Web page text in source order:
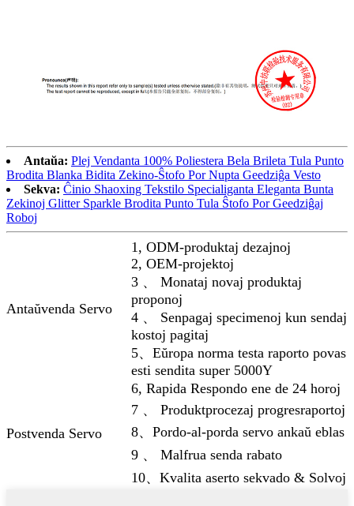
Antaŭa: Plej Vendanta 100% Poliestera Bela Brileta Tula Punto
Brodita Blanka Bidita Zekino-Ŝtofo Por Nupta Geedziĝa Vesto
Sekva: Ĉinio Shaoxing Tekstilo Specialiganta Eleganta Bunta
Zekinoj Glitter Sparkle Brodita Punto Tula Ŝtofo Por Geedziĝaj
Roboj
Antaŭvenda Servo
1, ODM-produktaj dezajnoj
2, OEM-projektoj
3 、 Monataj novaj produktaj
proponoj
4 、 Senpagaj specimenoj kun sendaj
kostoj pagitaj
5、Eŭropa norma testa raporto povas
esti sendita super 5000Y
Postvenda Servo
6, Rapida Respondo ene de 24 horoj
7 、 Produktprocezaj progresraportoj
8、Pordo-al-porda servo ankaŭ eblas
9 、 Malfrua senda rabato
10、Kvalita aserto sekvado & Solvoj